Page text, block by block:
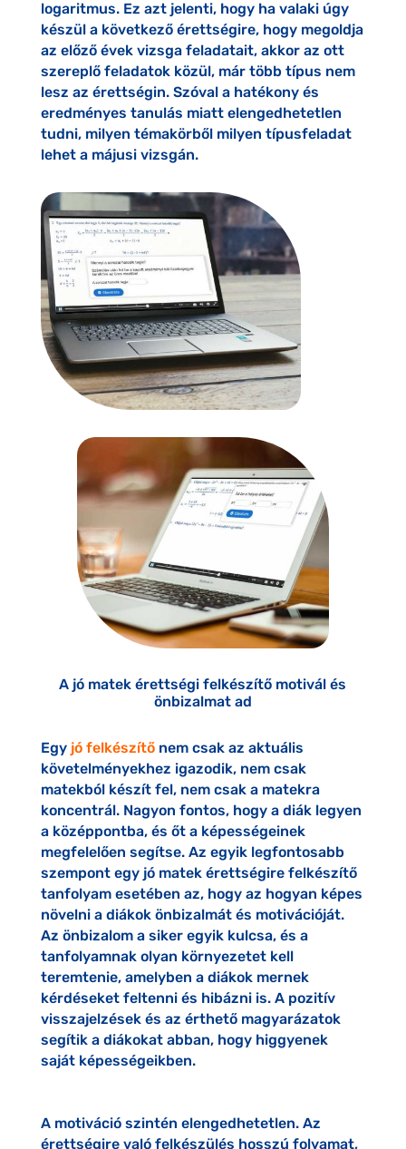
logaritmus. Ez azt jelenti, hogy ha valaki úgy
készül a következő érettségire, hogy megoldja
az előző évek vizsga feladatait, akkor az ott
szereplő feladatok közül, már több típus nem
lesz az érettségin. Szóval a hatékony és
eredményes tanulás miatt elengedhetetlen
tudni, milyen témakörből milyen típusfeladat
lehet a májusi vizsgán.
A jó matek érettségi felkészítő motivál és
önbizalmat ad
Egy jó felkészítőnem csak az aktuális
követelményekhez igazodik, nem csak
matekból készít fel, nem csak a matekra
koncentrál. Nagyon fontos, hogy a diák legyen
a középpontba, és őt a képességeinek
megfelelően segítse. Az egyik legfontosabb
szempont egy jó matek érettségire felkészítő
tanfolyam esetében az, hogy az hogyan képes
növelni a diákok önbizalmát és motivációját.
Az önbizalom a siker egyik kulcsa, és a
tanfolyamnak olyan környezetet kell
teremtenie, amelyben a diákok mernek
kérdéseket feltenni és hibázni is. A pozitív
visszajelzések és az érthető magyarázatok
segítik a diákokat abban, hogy higgyenek
saját képességeikben.
A motiváció szintén elengedhetetlen. Az
érettségire való felkészülés hosszú folyamat,